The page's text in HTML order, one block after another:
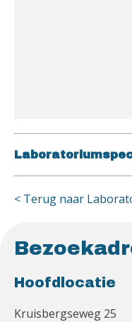
< Terug naar
Hoofdlocatie
Kruisbergseweg 25